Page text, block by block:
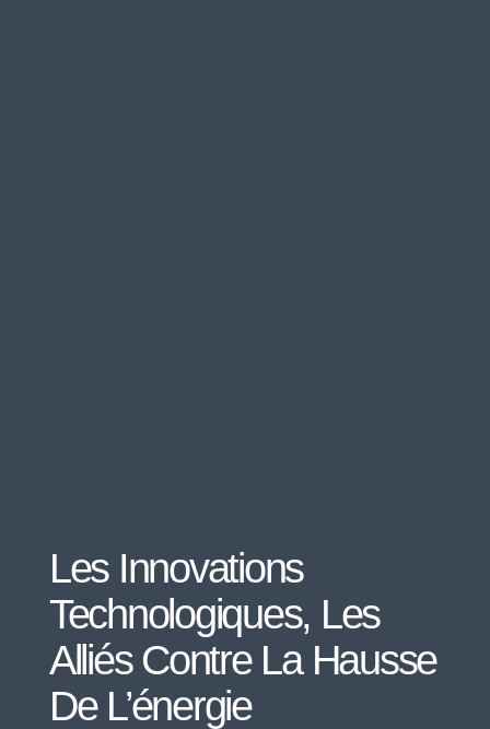
Les Innovations
Technologiques, Les
Alliés Contre La Hausse
De L’énergie